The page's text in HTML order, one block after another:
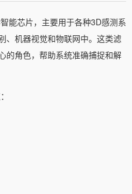
能芯片，主要用于各种3D感测系
、机器视觉和物联网中。这类滤
的角色，帮助系统准确捕捉和解